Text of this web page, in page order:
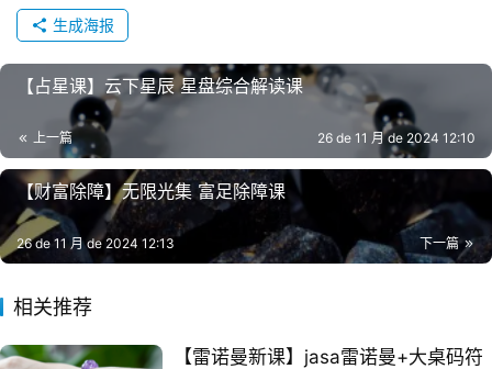
生成海报
【占星课】云‮星下‬辰 星盘综‮解合‬读课
上一篇 26 de 11 月 de 2024 12:10
【财富除障】无限光集 富足除障课
下一篇
26 de 11 月 de 2024 12:13
相关推荐
【雷诺曼新课】jasa雷⁠诺‎曼+大桌码符‬